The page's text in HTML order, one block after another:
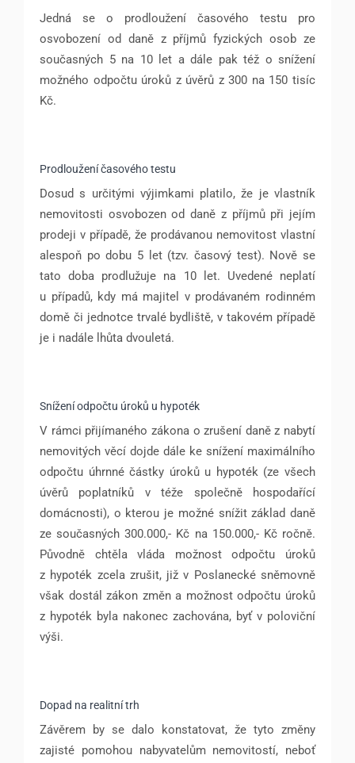
Jedná se o prodloužení časového testu pro
osvobození od daně z příjmů fyzických osob ze
současných 5 na 10 let a dále pak též o snížení
možného odpočtu úroků z úvěrů z 300 na 150 tisíc
Kč.
Prodloužení časového testu
Dosud s určitými výjimkami platilo, že je vlastník
nemovitosti osvobozen od daně z příjmů při jejím
prodeji v případě, že prodávanou nemovitost vlastní
alespoň po dobu 5 let (tzv. časový test). Nově se
tato doba prodlužuje na 10 let. Uvedené neplatí
u případů, kdy má majitel v prodávaném rodinném
domě či jednotce trvalé bydliště, v takovém případě
je i nadále lhůta dvouletá.
Snížení odpočtu úroků u hypoték
V rámci přijímaného zákona o zrušení daně z nabytí
nemovitých věcí dojde dále ke snížení maximálního
odpočtu úhrnné částky úroků u hypoték (ze všech
úvěrů poplatníků v téže společně hospodařící
domácnosti), o kterou je možné snížit základ daně
ze současných 300.000,- Kč na 150.000,- Kč ročně.
Původně chtěla vláda možnost odpočtu úroků
z hypoték zcela zrušit, již v Poslanecké sněmovně
však dostál zákon změn a možnost odpočtu úroků
z hypoték byla nakonec zachována, byť v poloviční
výši.
Dopad na realitní trh
Závěrem by se dalo konstatovat, že tyto změny
zajisté pomohou nabyvatelům nemovitostí, neboť